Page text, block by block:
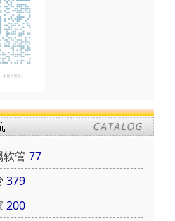
软管 77
379
200